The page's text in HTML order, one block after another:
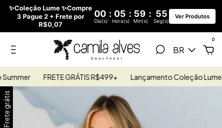
✨Coleção Lume ✨Compre
3 Pague 2 + Frete por
R$0,07
00 : 05 : 59 : 54
Dia(s) Hora(s) Min(s) Seg(s)
Ver Produtos
BR
0
FRETE GRÁTIS R$499+ Lançamento Coleção Lume - Euro
Frete grátis